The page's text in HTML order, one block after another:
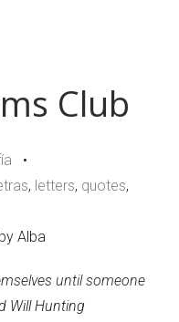
Club
•
, letters, quotes,
by Alba
until someone
Will Hunting